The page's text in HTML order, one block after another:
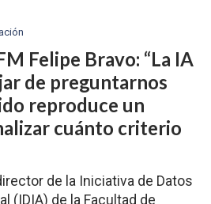
Felipe Bravo: “La IA
de preguntarnos
reproduce un
cuánto criterio
de la Iniciativa de Datos
(IDIA) de la Facultad de